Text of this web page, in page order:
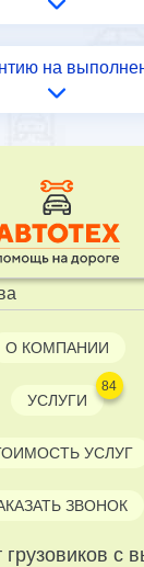
на
О КОМПАНИИ
УСЛУГИ
84
УСЛУГ
ЗВОНОК
грузовиков с